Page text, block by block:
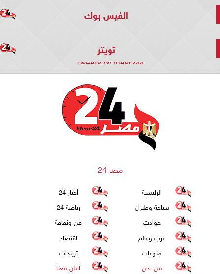
الفيس بوك
تويتر
Tweets by mesr244
مصر 24
الرئيسية
أخبار 24
سياحة وطيران
رياضة 24
حوادث
فن وثقافة
عرب وعالم
اقتصاد
منوعات
تريندات
من نحن
اعلن معنا